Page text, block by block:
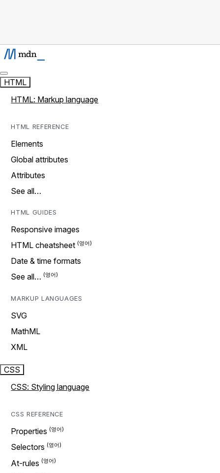
HTML
HTML: Markup language
HTML REFERENCE
Elements
Global attributes
Attributes
See all…
HTML GUIDES
Responsive images
HTML cheatsheet
Date & time formats
See all…
MARKUP LANGUAGES
SVG
MathML
XML
CSS
CSS: Styling language
CSS REFERENCE
Properties
Selectors
At-rules